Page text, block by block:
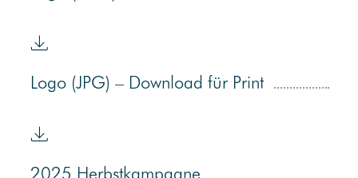
Logo (JPG) – Download für Print
2025 Herbstkampagne